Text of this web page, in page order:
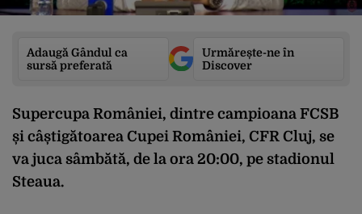
Adaugă Gândul ca
sursă preferată
Urmărește-ne în
Discover
Supercupa României, dintre campioana FCSB
și câștigătoarea Cupei României, CFR Cluj, se
va juca sâmbătă, de la ora 20:00, pe stadionul
Steaua.